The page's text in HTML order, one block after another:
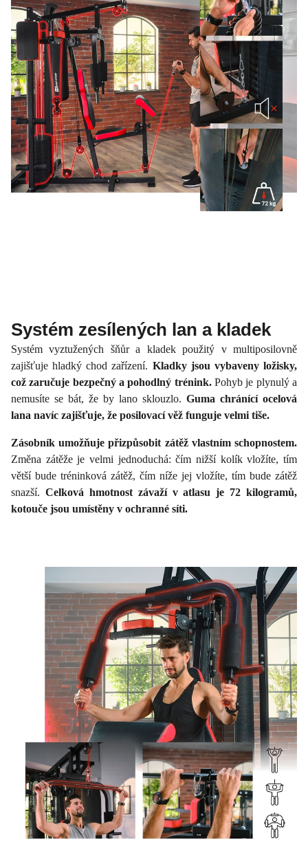
Systém zesílených lan a kladek
Systém vyztužených šňůr a kladek použitý v multiposilovně
zajišťuje hladký chod zařízení. Kladky jsou vybaveny ložisky,
což zaručuje bezpečný a pohodlný trénink. Pohyb je plynulý a
nemusíte se bát, že by lano sklouzlo. Guma chránící ocelová
lana navíc zajišťuje, že posilovací věž funguje velmi tiše.
Zásobník umožňuje přizpůsobit zátěž vlastním schopnostem.
Změna zátěže je velmi jednoduchá: čím nižší kolík vložíte, tím
větší bude tréninková zátěž, čím níže jej vložíte, tím bude zátěž
snazší. Celková hmotnost závaží v atlasu je 72 kilogramů,
kotouče jsou umístěny v ochranné síti.